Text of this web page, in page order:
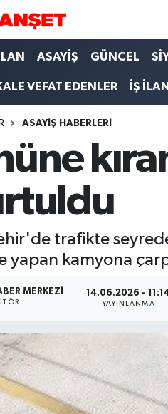
ASAYİŞ GÜNCEL
VEFAT EDENLER İŞ
ASAYİŞ HABERLERİ
trafikte
yapan kamyona
MERKEZI 14.06.2026 -
YAYINLANMA
Durumu ve Fikstür